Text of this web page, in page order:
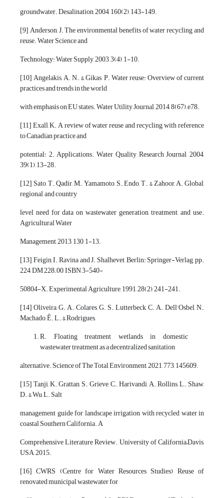
groundwater. Desalination, 2004, 160(2), 143-149.
[9] Anderson, J. The environmental benefits of water recycling and
reuse. Water Science and
Technology: Water Supply, 2003, 3(4), 1-10.
[10] Angelakis, A. N., & Gikas, P. Water reuse: Overview of current
practices and trends in the world
with emphasis on EU states. Water Utility Journal, 2014, 8(67), e78.
[11] Exall, K. A review of water reuse and recycling, with reference
to Canadian practice and
potential: 2. Applications. Water Quality Research Journal, 2004,
39(1), 13-28.
[12] Sato, T., Qadir, M., Yamamoto, S., Endo, T., & Zahoor, A. Global,
regional, and country
level need for data on wastewater generation, treatment, and use.
Agricultural Water
Management, 2013, 130, 1-13.
[13] Feigin, I. Ravina and J. Shalhevet, Berlin: Springer-Verlag, pp.
224, DM 228.00, ISBN 3-540-
50804-X. Experimental Agriculture, 1991, 28(2), 241-241.
[14] Oliveira, G. A., Colares, G. S., Lutterbeck, C. A., Dell’Osbel, N.,
Machado, Ê. L., & Rodrigues,
R. Floating treatment wetlands in domestic
wastewater treatment as a decentralized sanitation
alternative. Science of The Total Environment, 2021, 773, 145609.
[15] Tanji, K., Grattan, S., Grieve, C., Harivandi, A., Rollins, L., Shaw,
D., & Wu, L. Salt
management guide for landscape irrigation with recycled water in
coastal Southern California. A
Comprehensive Literature Review. University of California–Davis,
USA, 2015.
[16] CWRS (Centre for Water Resources Studies) Reuse of
renovated municipal wastewater for